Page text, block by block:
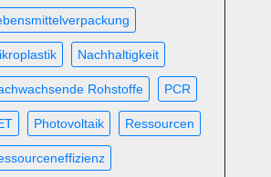
Nachhaltigkeit
Rohstoffe PCR
Photovoltaik Ressourcen